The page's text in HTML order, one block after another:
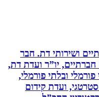
דת. חבר
יו”ר ועדת דת,
ובלתי פורמלי,
ועדת קידום